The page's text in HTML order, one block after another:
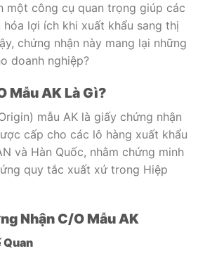
một công cụ quan trọng giúp các
lợi ích khi xuất khẩu sang thị
chứng nhận này mang lại những
doanh nghiệp?
Mẫu AK Là Gì?
mẫu AK là giấy chứng nhận
cấp cho các lô hàng xuất khẩu
và Hàn Quốc, nhằm chứng minh
quy tắc xuất xứ trong Hiệp
Nhận C/O Mẫu AK
Quan